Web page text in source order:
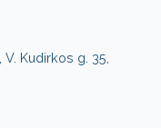
, V. Kudirkos g. 35,